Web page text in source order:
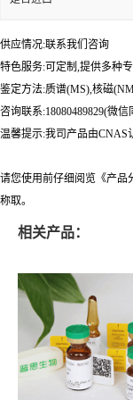
供应情况:联系我们咨询
特色服务:可定制,提供多种
鉴定方法:质谱(MS),核磁
咨询联系:18080489829(微信
温馨提示:我司产品由CNAS
请您使用前仔细阅览《产品
称取。
相关产品：